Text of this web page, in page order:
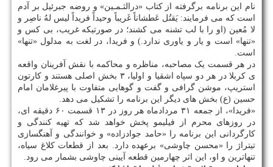
نام این برنامه برگرفته از کتاب «درالثـمـین» و روضه جبرئیل بر آدم
است که می‏ فرمایند: یَقتُل عَطشاناً غَریباً وحیداً فریداً لیس لهُ ناصِر و
لا مُعین (او را با لب تشنه می کشند؛ در صورتیکه غریب، بی‏ کس و
«تنها» است و یار و یاوری ندارد.) و فریدا، در لغت به مدلول «تنها»
است.
در هر قسمت یک مصاحبه، مناظره و محاکمه با نقش آفرینان واقعه
ی کربلا در هر دو سپاه اشقیا و اولیا، ۳ بخش اصلی هستند و کارتون
استریپ، موشن گرافی و گفت و گوهایی متفاوت با پیرغلامان امام
حسین (ع) بخش ‏های دیگر این برنامه را تشکیل می‏ دهد.
«فریدا»، از جمعه ۳۱ مردادماه هر روز در ۱۳ قسمت ۶۰ دقیقه ‏ای،
در روزهای محرم از فیلیمو پخش خواهد شد که تهیه کنندگی و
کارگردانی این برنامه را «حامد جوادزاده» و خوانندگی و آهنگسازی
تیتراژ را «محسن چاوشی» برعهده دارد. بعد از قطعات کلاغ سیاه،
تنهاترین و او، این اثر چهارمین قطعه آیینی چاوشی بشمار می رود.